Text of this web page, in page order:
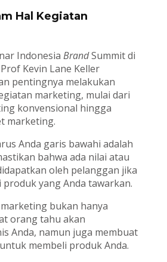
Hal Kegiatan
Indonesia BrandSummit di
Kevin Lane Keller
pentingnya melakukan
marketing, mulai dari
konvensional hingga
marketing.
Anda garis bawahi adalah
bahwa ada nilai atau
oleh pelanggan jika
produk yang Anda tawarkan.
bukan hanya
orang tahu akan
Anda, namun juga membuat
membeli produk Anda.